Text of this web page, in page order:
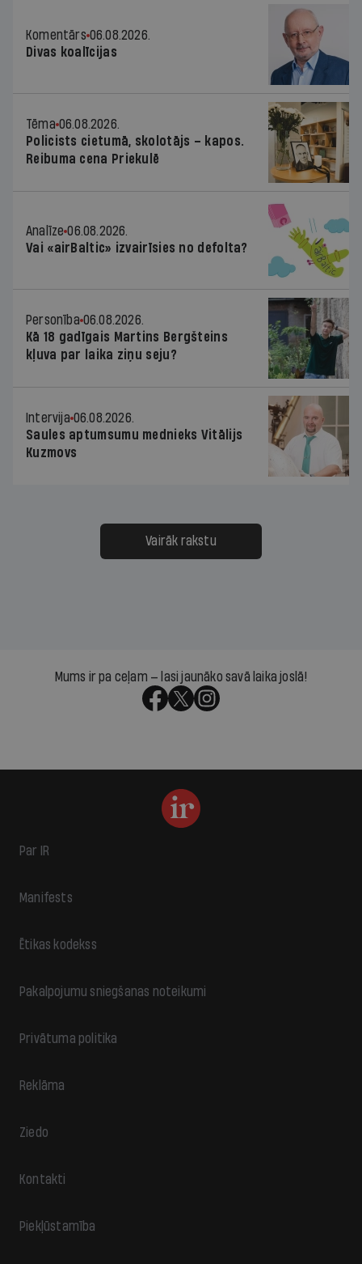
Komentārs 06.08.2026.
Divas koalīcijas
Tēma 06.08.2026.
Policists cietumā, skolotājs – kapos.
Reibuma cena Priekulē
Analīze 06.08.2026.
Vai «airBaltic» izvairīsies no defolta?
Personība 06.08.2026.
Kā 18 gadīgais Martins Bergšteins
kļuva par laika ziņu seju?
Intervija 06.08.2026.
Saules aptumsumu mednieks Vitālijs
Kuzmovs
Vairāk rakstu
Mums ir pa ceļam — lasi jaunāko savā laika joslā!
Par IR
Manifests
Ētikas kodekss
Pakalpojumu sniegšanas noteikumi
Privātuma politika
Reklāma
Ziedo
Kontakti
Piekļūstamība